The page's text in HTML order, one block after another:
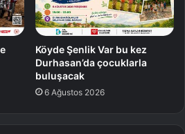
Köyde Şenlik Var bu kez
Durhasan’da çocuklarla
buluşacak
6 Ağustos 2026